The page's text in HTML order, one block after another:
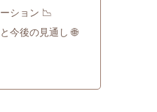
ション 📉
今後の見通し 🌐